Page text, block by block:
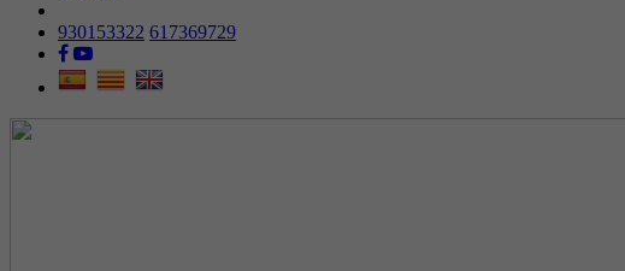
930153322 617369729